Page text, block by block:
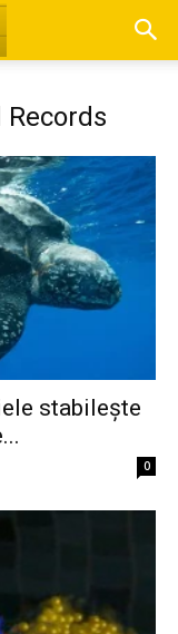
Records
stabilește
0